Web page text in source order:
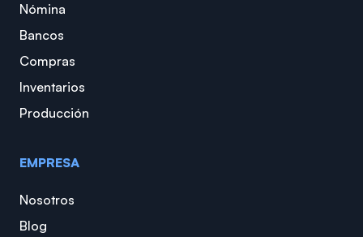
Nómina
Bancos
Compras
Inventarios
Producción
EMPRESA
Nosotros
Blog